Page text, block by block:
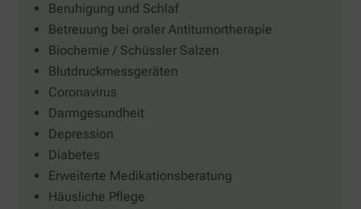
Beruhigung und Schlaf
Betreuung bei oraler Antitumortherapie
Biochemie / Schüssler Salzen
Blutdruckmessgeräten
Coronavirus
Darmgesundheit
Depression
Diabetes
Erweiterte Medikationsberatung
Häusliche Pflege